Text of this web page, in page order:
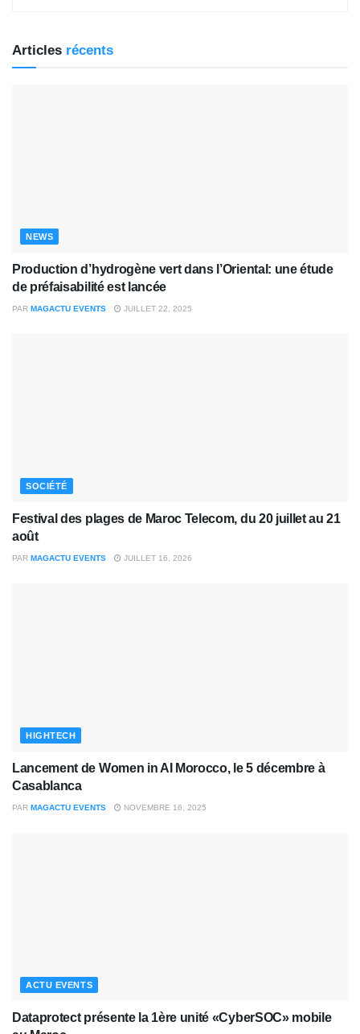
Articles récents
NEWS
Production d’hydrogène vert dans l’Oriental: une étude
de préfaisabilité est lancée
PAR MAGACTU EVENTS JUILLET 22, 2025
SOCIÉTÉ
Festival des plages de Maroc Telecom, du 20 juillet au 21
août
PAR MAGACTU EVENTS JUILLET 16, 2026
HIGHTECH
Lancement de Women in AI Morocco, le 5 décembre à
Casablanca
PAR MAGACTU EVENTS NOVEMBRE 16, 2025
ACTU EVENTS
Dataprotect présente la 1ère unité «CyberSOC» mobile